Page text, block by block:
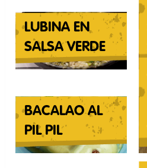
LUBINA EN
SALSA VERDE
BACALAO AL
PIL PIL